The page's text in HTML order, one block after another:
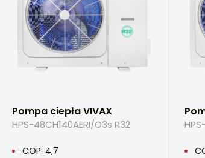
Pompa ciepła VIVAX
HPS-48CH140AERI/O3s R32
COP: 4,7